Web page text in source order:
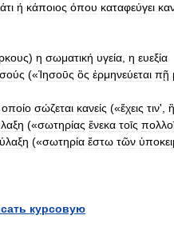
ή κάποιος όπου καταφεύγει
) η σωματική υγεία η ευεξία
(«Ἰησοῡς ὃς ἑρμηνεύεται πῇ
οποίο σώζεται κανείς («ἔχεις τιν',
(«σωτηρίας ἕνεκα τοῑς
(«σωτηρία ἔστω τῶν
курсовую